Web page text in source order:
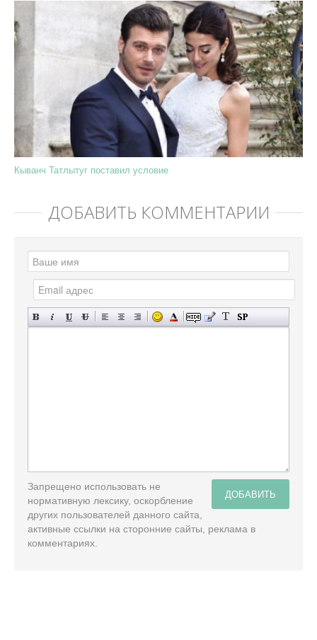
Кыванч Татлытуг поставил условие
ДОБАВИТЬ КОММЕНТАРИЙ
ДОБАВИТЬ
Запрещено использовать не
нормативную лексику, оскорбление
других пользователей данного сайта,
активные ссылки на сторонние сайты, реклама в
комментариях.